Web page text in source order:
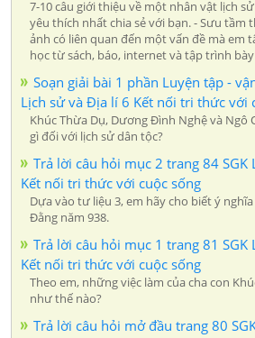
7-10 câu giới thiệu về một nhân vật lịch
yêu thích nhất chia sẻ với bạn. - Sưu tầm
ảnh có liên quan đến một vấn đề mà em
học từ sách, báo, internet và tập trình
Soạn giải bài 1 phần Luyện tập -
Lịch sử và Địa lí 6 Kết nối tri thức với
Khúc Thừa Dụ, Dương Đình Nghệ và Ngô
gì đối với lịch sử dân tộc?
Trả lời câu hỏi mục 2 trang 84 SGK
Kết nối tri thức với cuộc sống
Dựa vào tư liệu 3, em hãy cho biết ý
Đằng năm 938.
Trả lời câu hỏi mục 1 trang 81 SGK
Kết nối tri thức với cuộc sống
Theo em, những việc làm của cha con
như thế nào?
Trả lời câu hỏi mở đầu trang 80